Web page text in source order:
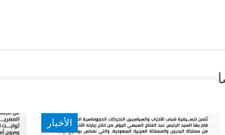
الأخبار